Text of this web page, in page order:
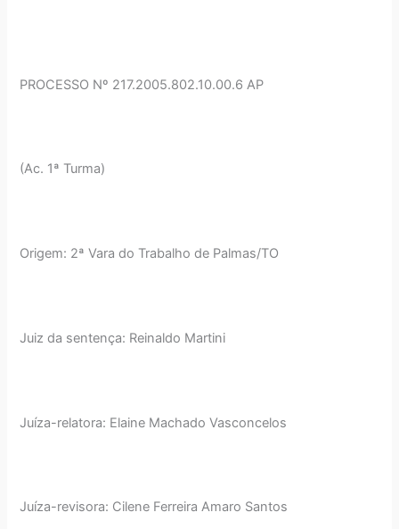
PROCESSO Nº 217.2005.802.10.00.6 AP
(Ac. 1ª Turma)
Origem: 2ª Vara do Trabalho de Palmas/TO
Juiz da sentença: Reinaldo Martini
Juíza-relatora: Elaine Machado Vasconcelos
Juíza-revisora: Cilene Ferreira Amaro Santos